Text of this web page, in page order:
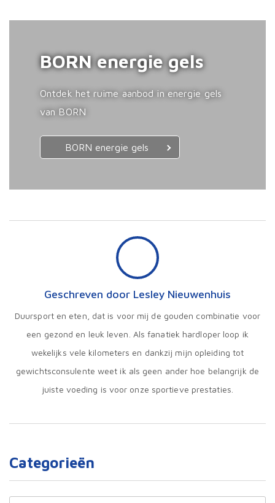
Categorieën
BORN energie gels
Ontdek het ruime aanbod in energie gels
van BORN
BORN energie gels
Geschreven door Lesley Nieuwenhuis
Duursport en eten, dat is voor mij de gouden combinatie voor
een gezond en leuk leven. Als fanatiek hardloper loop ik
wekelijks vele kilometers en dankzij mijn opleiding tot
gewichtsconsulente weet ik als geen ander hoe belangrijk de
juiste voeding is voor onze sportieve prestaties.